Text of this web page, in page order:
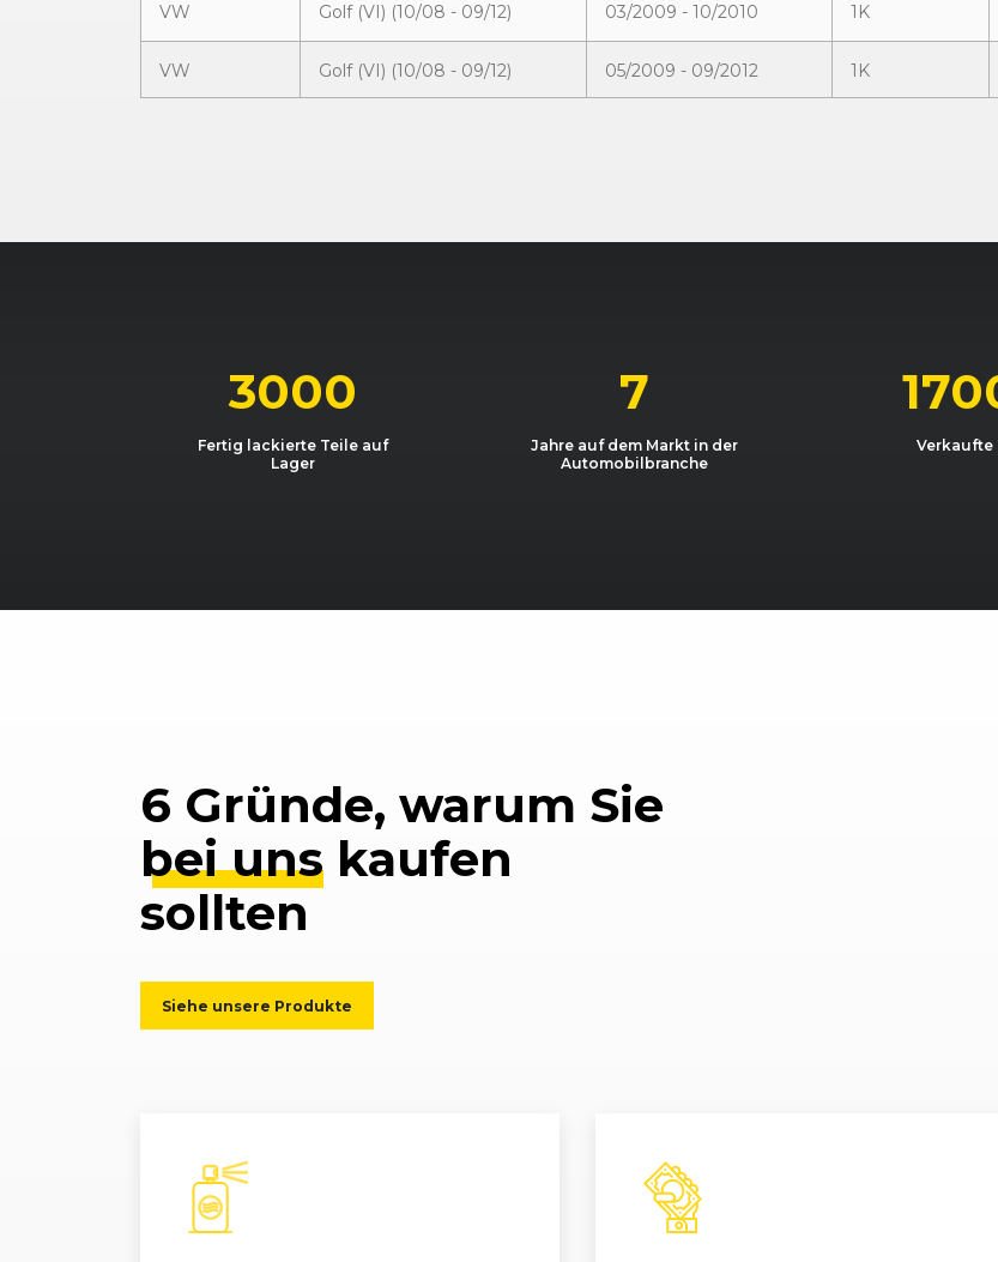
VW Golf (VI) (10/08 - 09/12) 03/2009 - 10/2010 1K
VW Golf (VI) (10/08 - 09/12) 05/2009 - 09/2012 1K
VW Golf (VI) (10/08 - 09/12) 10/2008 - 09/2012 1K
3000
Fertig lackierte Teile auf
Lager
7
Jahre auf dem Markt in der
Automobilbranche
Verkaufte
6 Gründe, warum Sie
bei uns kaufen
sollten
Siehe unsere Produkte